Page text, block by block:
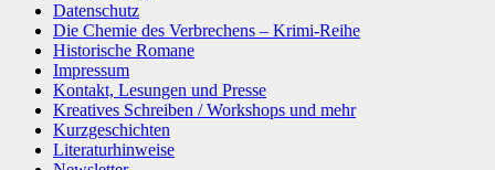
Datenschutz
Die Chemie des Verbrechens – Krimi-Reihe
Historische Romane
Impressum
Kontakt, Lesungen und Presse
Kreatives Schreiben / Workshops und mehr
Kurzgeschichten
Literaturhinweise